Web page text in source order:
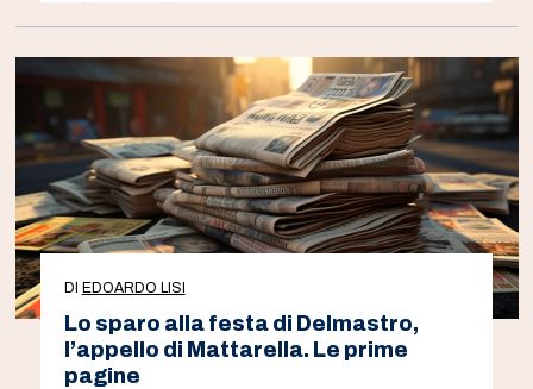
DI EDOARDO LISI
Lo sparo alla festa di Delmastro,
l’appello di Mattarella. Le prime
pagine